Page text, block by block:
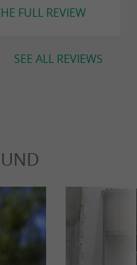
FULL REVIEW
SEE ALL REVIEWS